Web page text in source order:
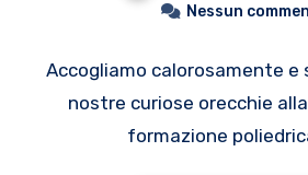
Nessun
Accogliamo calorosamente e
nostre curiose orecchie alla
formazione